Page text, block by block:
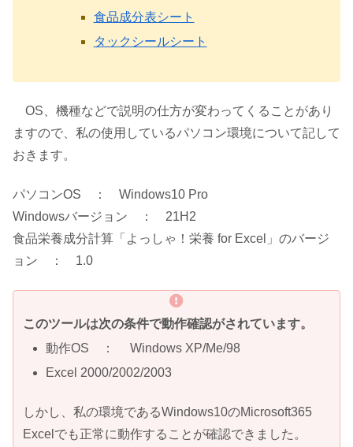
食品成分表シート
タックシールシート
OS、機種などで説明の仕方が変わってくることがあり
ますので、私の使用しているパソコン環境について記して
おきます。
パソコンOS ： Windows10 Pro
Windowsバージョン ： 21H2
食品栄養成分計算「よっしゃ！栄養 for Excel」のバージ
ョン ： 1.0
このツールは次の条件で動作確認がされています。
動作OS ： Windows XP/Me/98
Excel 2000/2002/2003
しかし、私の環境であるWindows10のMicrosoft365
Excelでも正常に動作することが確認できました。